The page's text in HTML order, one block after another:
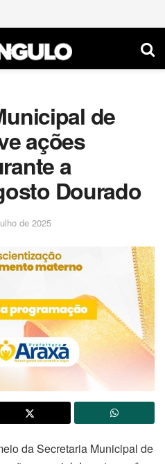
de
ações
a
Dourado
de 2025
da Secretaria Municipal de